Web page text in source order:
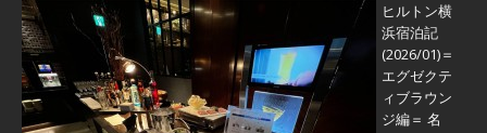
ヒルトン横
浜宿泊記
(2026/01)＝
エグゼクテ
ィブラウン
ジ編＝ 名